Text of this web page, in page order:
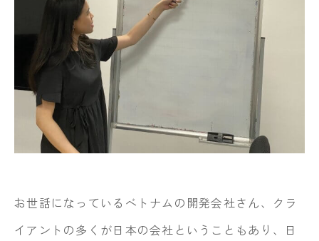
お世話になっているベトナムの開発会社さん、クラ
イアントの多くが日本の会社ということもあり、日